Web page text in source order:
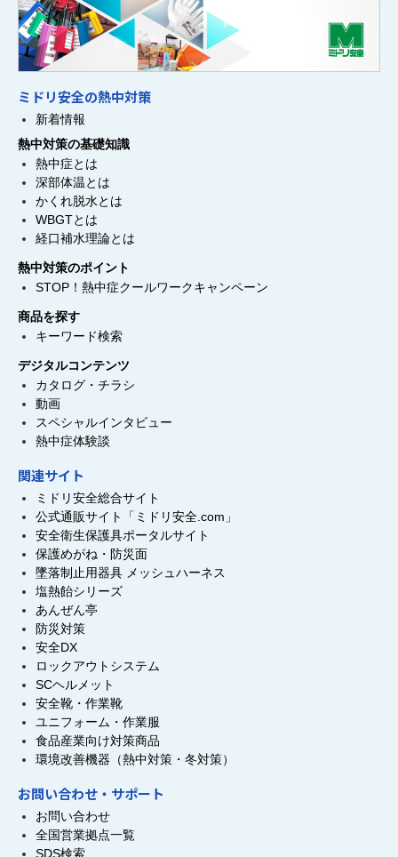
ミドリ安全の熱中対策
新着情報
熱中対策の基礎知識
熱中症とは
深部体温とは
かくれ脱水とは
WBGTとは
経口補水理論とは
熱中対策のポイント
STOP！熱中症クールワークキャンペーン
商品を探す
キーワード検索
デジタルコンテンツ
カタログ・チラシ
動画
スペシャルインタビュー
熱中症体験談
関連サイト
ミドリ安全総合サイト
公式通販サイト「ミドリ安全.com」
安全衛生保護具ポータルサイト
保護めがね・防災面
墜落制止用器具 メッシュハーネス
塩熱飴シリーズ
あんぜん亭
防災対策
安全DX
ロックアウトシステム
SCヘルメット
安全靴・作業靴
ユニフォーム・作業服
食品産業向け対策商品
環境改善機器（熱中対策・冬対策）
お問い合わせ・サポート
お問い合わせ
全国営業拠点一覧
SDS検索